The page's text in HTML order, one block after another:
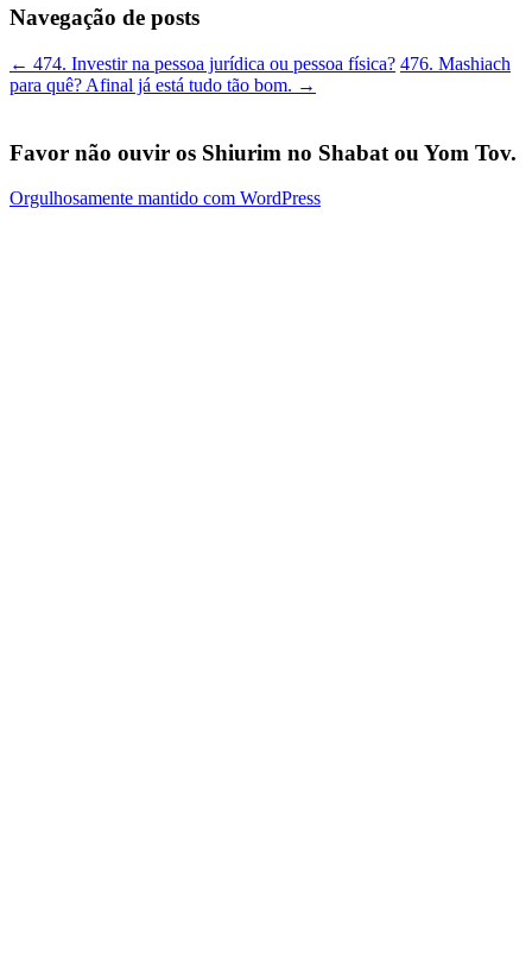
Navegação de posts
← 474. Investir na pessoa jurídica ou pessoa física? 476. Mashiach
para quê? Afinal já está tudo tão bom. →
Favor não ouvir os Shiurim no Shabat ou Yom Tov.
Orgulhosamente mantido com WordPress